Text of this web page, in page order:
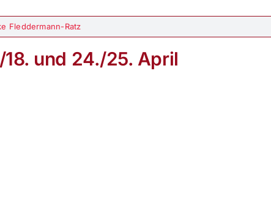
Fleddermann-Ratz
18. und 24./25. April